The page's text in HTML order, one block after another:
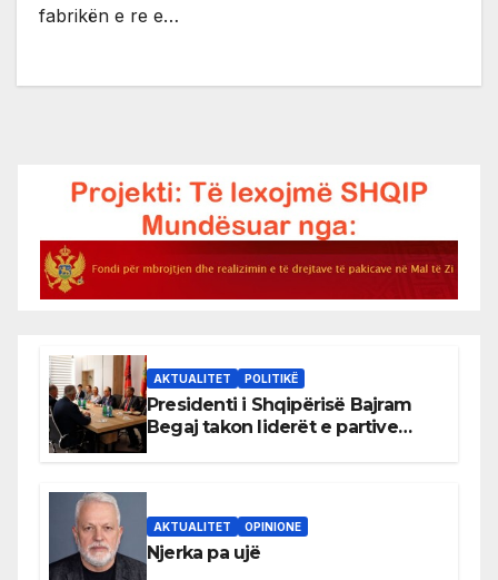
fabrikën e re e…
AKTUALITET POLITIKË
Presidenti i Shqipërisë Bajram
Begaj takon liderët e partive
AKTUALITET OPINIONE
Njerka pa ujë